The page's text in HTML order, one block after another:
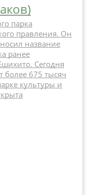
парка
правления. Он
название
ранее
Сегодня
более 675 тысяч
культуры и